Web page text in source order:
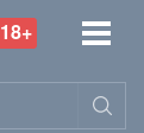
18+